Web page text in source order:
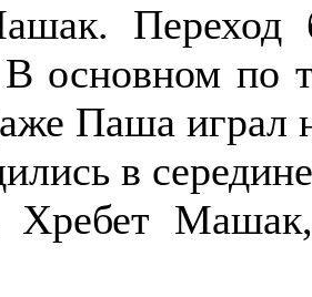
основном по
Паша играл
в